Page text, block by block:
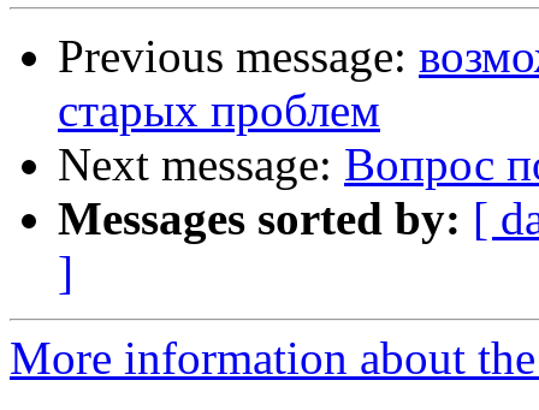
Previous message:
старых проблем
Next message: Вопрос
Messages sorted by: [
]
More information about